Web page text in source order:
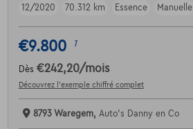
12/2020
70.312 km Essence Manuelle
€9.800 1
Dès €242,20/mois
Découvrez l’exemple chiffré complet
8793 Waregem, Auto's Danny en Co